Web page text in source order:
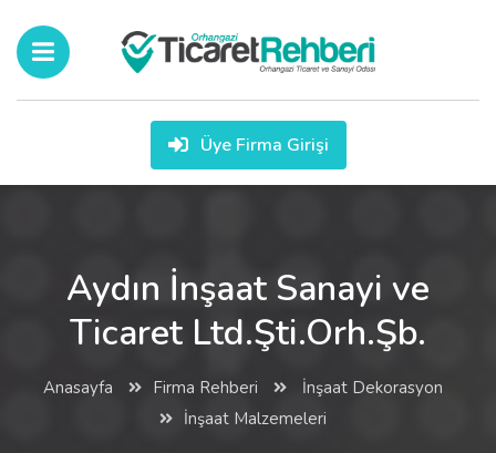
Üye Firma Girişi
Aydın İnşaat Sanayi ve
Ticaret Ltd.Şti.Orh.Şb.
Anasayfa Firma Rehberi
İnşaat Dekorasyon
İnşaat Malzemeleri